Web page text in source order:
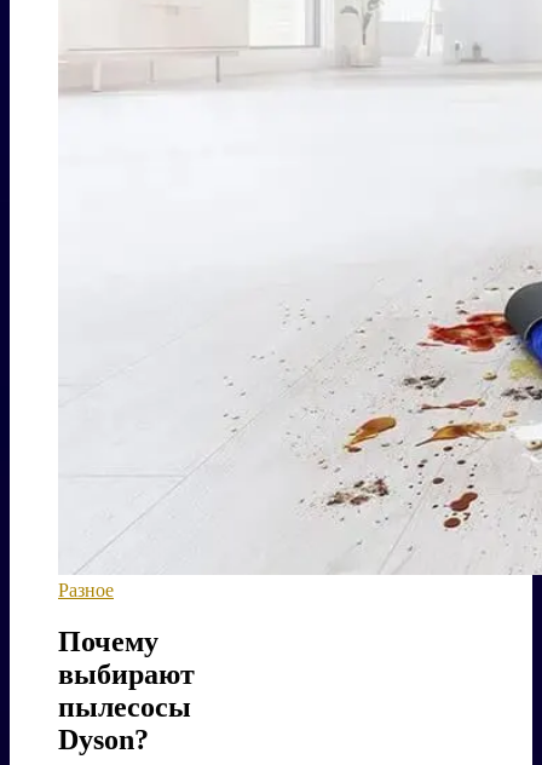
Разное
Почему
выбирают
пылесосы
Dyson?